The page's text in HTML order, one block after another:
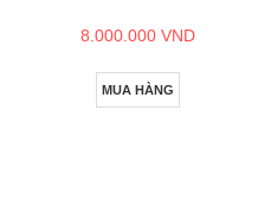
8.000.000 VND
MUA HÀNG